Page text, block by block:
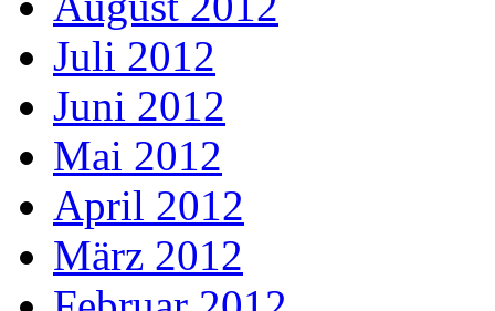
Juli 2012
Juni 2012
Mai 2012
April 2012
März 2012